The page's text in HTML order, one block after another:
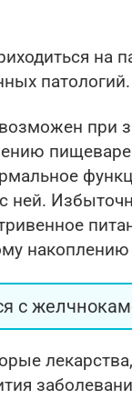
на
патологий.
при
ней.
с